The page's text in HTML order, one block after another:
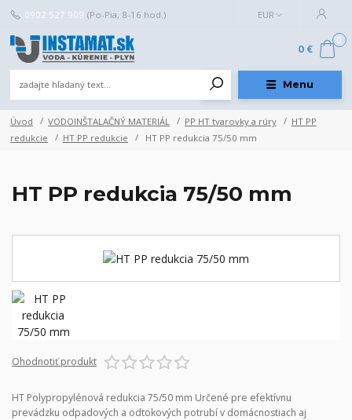
Menu
EUR
0902 527 909 (Po-Pia, 8-16 hod.)
0
0 €
Úvod VODOINŠTALAČNÝ MATERIÁL PP HT tvarovky a rúry
HT PP
redukcie
HT PP redukcie HT PP redukcia 75/50 mm
HT PP redukcia 75/50 mm
Ohodnotiť produkt
HT Polypropylénová redukcia 75/50 mm Určené pre efektívnu
prevádzku odpadových a odtokových potrubí v domácnostiach aj